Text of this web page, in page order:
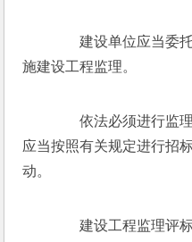
建设单位应当委托
施建设工程监理。
依法必须进行监理
应当按照有关规定进行招
动。
建设工程监理评标